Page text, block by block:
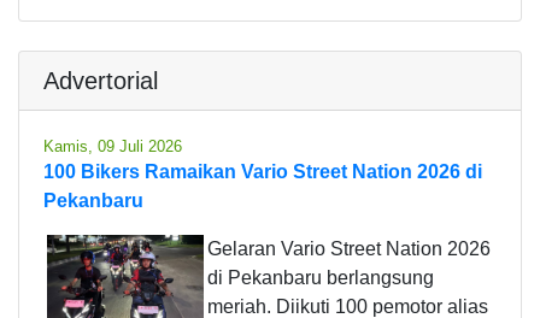
Advertorial
Kamis, 09 Juli 2026
100 Bikers Ramaikan Vario Street Nation 2026 di
Pekanbaru
Gelaran Vario Street Nation 2026
di Pekanbaru berlangsung
meriah. Diikuti 100 pemotor alias